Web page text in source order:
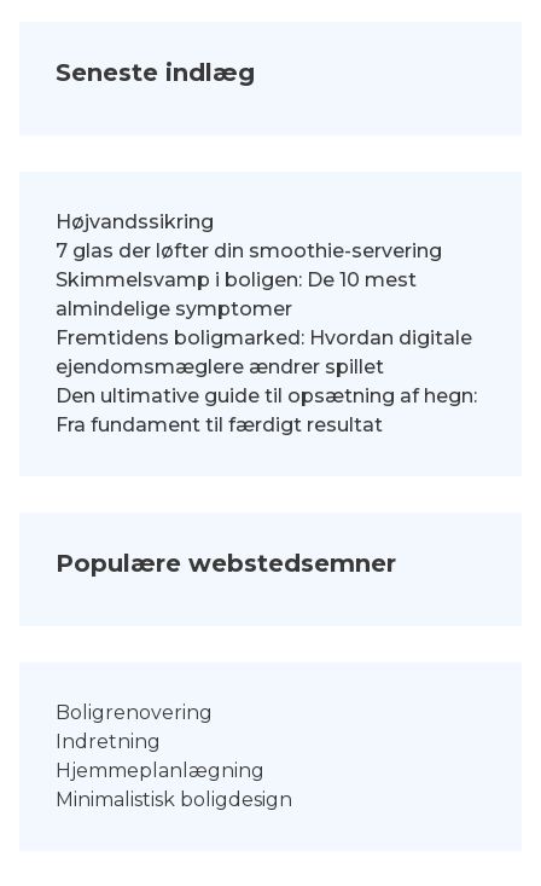
Seneste indlæg
Højvandssikring
7 glas der løfter din smoothie-servering
Skimmelsvamp i boligen: De 10 mest
almindelige symptomer
Fremtidens boligmarked: Hvordan digitale
ejendomsmæglere ændrer spillet
Den ultimative guide til opsætning af hegn:
Fra fundament til færdigt resultat
Populære webstedsemner
Boligrenovering
Indretning
Hjemmeplanlægning
Minimalistisk boligdesign